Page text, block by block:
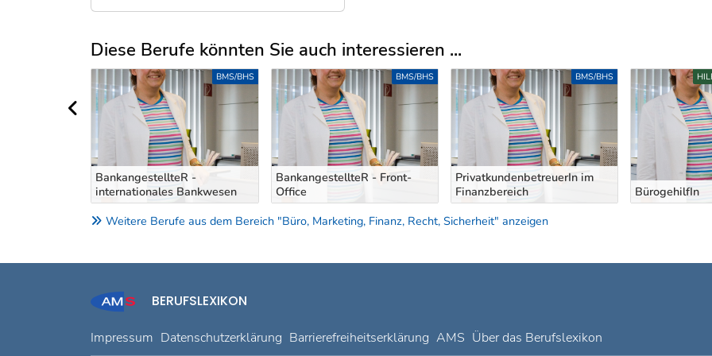
Diese Berufe könnten Sie auch interessieren ...
Uber weitere Berufsvorschläge
BankangestellteR -
internationales Bankwesen
BMS/BHS
BankangestellteR - Front-
Office
BMS/BHS
PrivatkundenbetreuerIn im
Finanzbereich
BMS/BHS
BürogehilfIn
vorheriger Bereich
Weitere Berufe aus dem Bereich "Büro, Marketing, Finanz, Recht, Sicherheit" anzeigen
BERUFSLEXIKON
Impressum Datenschutzerklärung Barrierefreiheitserklärung AMS Über das Berufslexikon